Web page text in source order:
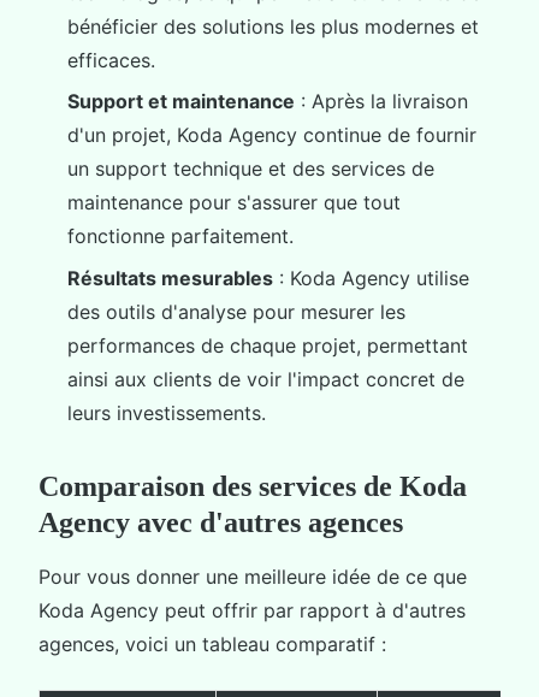
bénéficier des solutions les plus modernes et
efficaces.
Support et maintenance : Après la livraison
d'un projet, Koda Agency continue de fournir
un support technique et des services de
maintenance pour s'assurer que tout
fonctionne parfaitement.
Résultats mesurables : Koda Agency utilise
des outils d'analyse pour mesurer les
performances de chaque projet, permettant
ainsi aux clients de voir l'impact concret de
leurs investissements.
Comparaison des services de Koda
Agency avec d'autres agences
Pour vous donner une meilleure idée de ce que
Koda Agency peut offrir par rapport à d'autres
agences, voici un tableau comparatif :